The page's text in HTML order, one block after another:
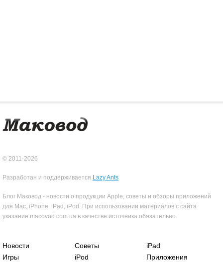
© 2011-2026
Разработан и поддерживается Lazy Ants
Блог Маковод - новости о продукции Apple, советы и обзоры приложений
для Mac, iPhone, iPad, iPod. При использовании материалов с сайта
указание macovod.com.ua в качестве источника обязательно.
Новости Советы
iPad
Игры
iPod
Приложения